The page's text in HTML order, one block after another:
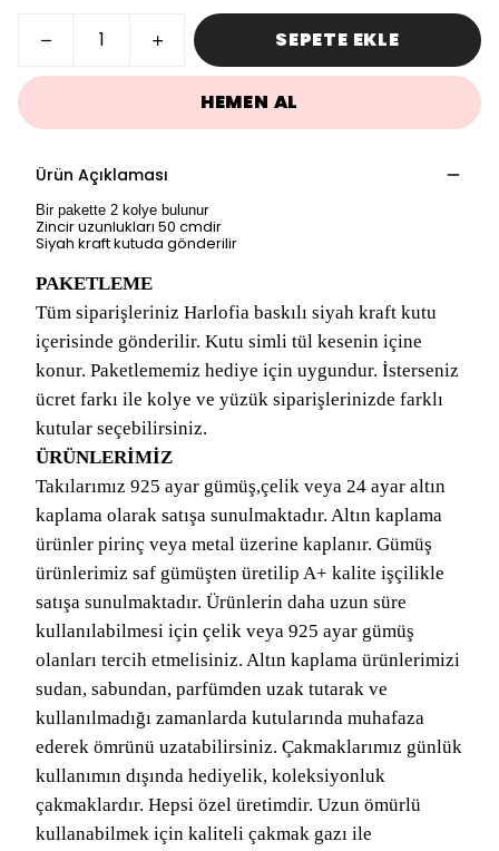
SEPETE EKLE
HEMEN AL
Ürün Açıklaması
Bir pakette 2 kolye bulunur
Zincir uzunlukları 50 cmdir
Siyah kraft kutuda gönderilir
PAKETLEME
Tüm siparişleriniz Harlofia baskılı siyah kraft kutu
içerisinde gönderilir. Kutu simli tül kesenin içine
konur. Paketlememiz hediye için uygundur. İsterseniz
ücret farkı ile kolye ve yüzük siparişlerinizde farklı
kutular seçebilirsiniz.
ÜRÜNLERİMİZ
Takılarımız 925 ayar gümüş,çelik veya 24 ayar altın
kaplama olarak satışa sunulmaktadır. Altın kaplama
ürünler pirinç veya metal üzerine kaplanır. Gümüş
ürünlerimiz saf gümüşten üretilip A+ kalite işçilikle
satışa sunulmaktadır. Ürünlerin daha uzun süre
kullanılabilmesi için çelik veya 925 ayar gümüş
olanları tercih etmelisiniz. Altın kaplama ürünlerimizi
sudan, sabundan, parfümden uzak tutarak ve
kullanılmadığı zamanlarda kutularında muhafaza
ederek ömrünü uzatabilirsiniz. Çakmaklarımız günlük
kullanımın dışında hediyelik, koleksiyonluk
çakmaklardır. Hepsi özel üretimdir. Uzun ömürlü
kullanabilmek için kaliteli çakmak gazı ile